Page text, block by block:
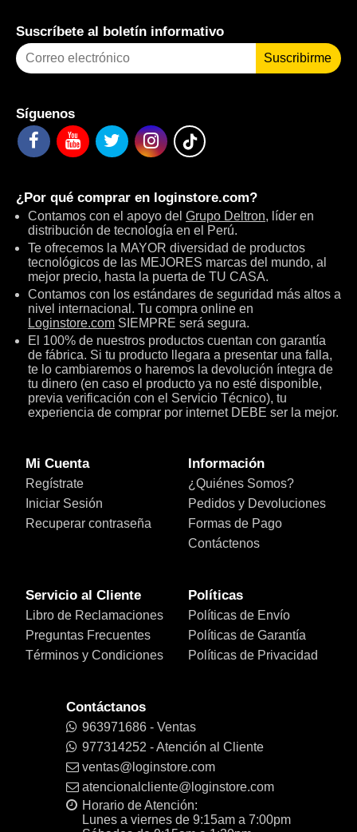
Suscríbete al boletín informativo
Suscribirme
Síguenos
¿Por qué comprar en loginstore.com?
Contamos con el apoyo del Grupo Deltron, líder en
distribución de tecnología en el Perú.
Te ofrecemos la MAYOR diversidad de productos
tecnológicos de las MEJORES marcas del mundo, al
mejor precio, hasta la puerta de TU CASA.
Contamos con los estándares de seguridad más altos a
nivel internacional. Tu compra online en
Loginstore.com SIEMPRE será segura.
El 100% de nuestros productos cuentan con garantía
de fábrica. Si tu producto llegara a presentar una falla,
te lo cambiaremos o haremos la devolución íntegra de
tu dinero (en caso el producto ya no esté disponible,
previa verificación con el Servicio Técnico), tu
experiencia de comprar por internet DEBE ser la mejor.
Mi Cuenta
Regístrate
Iniciar Sesión
Recuperar contraseña
Información
¿Quiénes Somos?
Pedidos y Devoluciones
Formas de Pago
Contáctenos
Servicio al Cliente
Libro de Reclamaciones
Preguntas Frecuentes
Términos y Condiciones
Políticas
Políticas de Envío
Políticas de Garantía
Políticas de Privacidad
Contáctanos
963971686 - Ventas
977314252 - Atención al Cliente
ventas@loginstore.com
atencionalcliente@loginstore.com
Horario de Atención:
Lunes a viernes de 9:15am a 7:00pm